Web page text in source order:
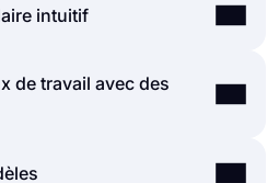
intuitif
en ligne,
la conception et les
de travail avec des
formulaires et les